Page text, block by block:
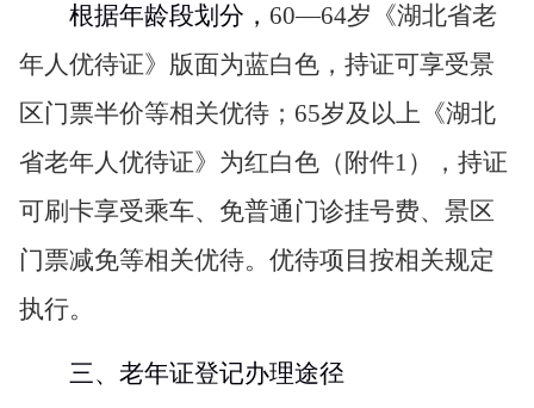
根据年龄段划分， 60—64岁《湖北省老
年人优待证》版面为蓝白色，持证可享受景
区门票半价等相关优待； 65岁及以上《湖北
省老年人优待证》为红白色（附件1），持证
可刷卡享受乘车、免普通门诊挂号费、景区
门票减免等相关优待。优待项目按相关规定
执行。
三、老年证登记办理途径